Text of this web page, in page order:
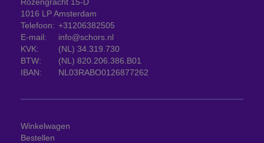
1016 LP Amsterdam
Telefoon: +31206382505
E-mail:
info@schors.nl
KVK:
(NL) 34.319.730
BTW:
(NL) 820.206.386.B01
IBAN:
NL03RABO0126877262
Winkelwagen
Bestellen